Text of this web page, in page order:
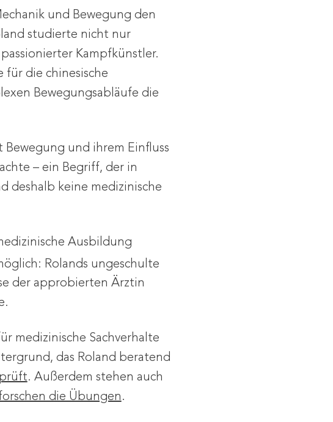
und Bewegung den
studierte nicht nur
Kampfkünstler.
für die chinesische
Bewegungsabläufe die
Bewegung und ihrem Einfluss
– ein Begriff, der in
deshalb keine medizinische
Ausbildung
Rolands ungeschulte
der approbierten Ärztin
medizinische Sachverhalte
das Roland beratend
. Außerdem stehen auch
die Übungen .